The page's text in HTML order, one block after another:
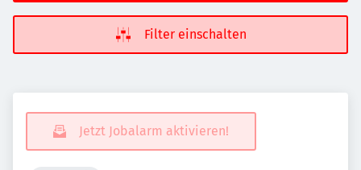
Filter einschalten
Jetzt Jobalarm aktivieren!